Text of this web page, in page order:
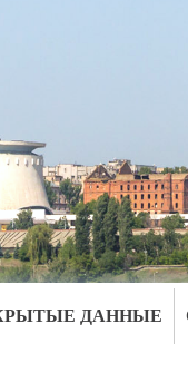
ДАННЫЕ